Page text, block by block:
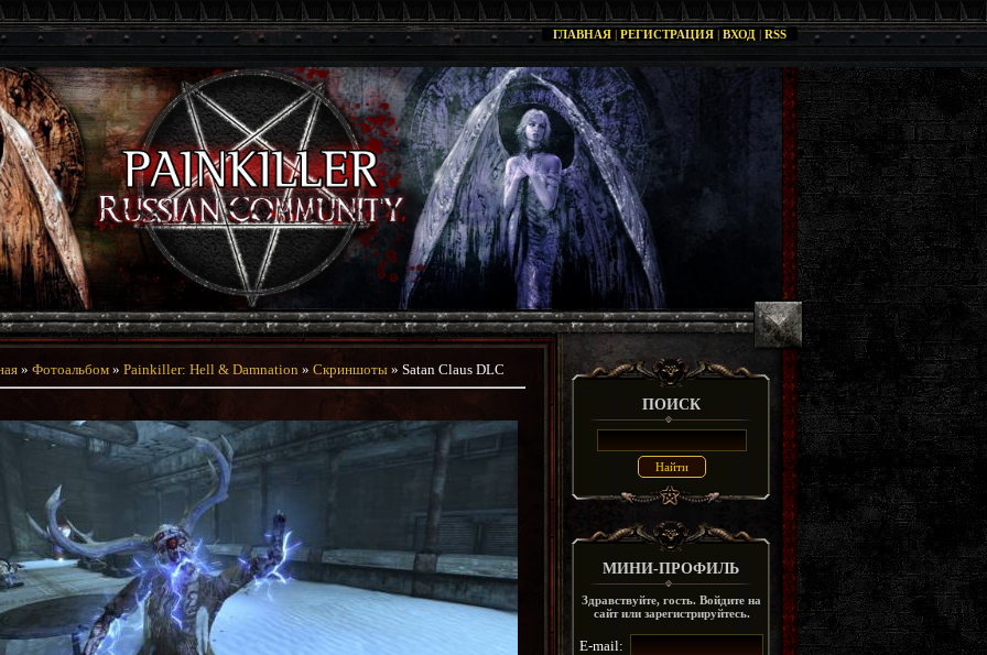
ГЛАВНАЯ | РЕГИСТРАЦИЯ | ВХОД | RSS
» Фотоальбом » Painkiller: Hell & Damnation » Скриншоты » Satan Claus DLC
ПОИСК
МИНИ-ПРОФИЛЬ
Здравствуйте, гость. Войдите на
сайт или зарегистрируйтесь.
E-mail: